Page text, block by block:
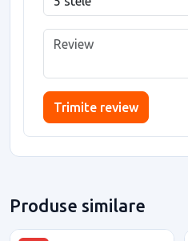
Trimite review
Produse similare